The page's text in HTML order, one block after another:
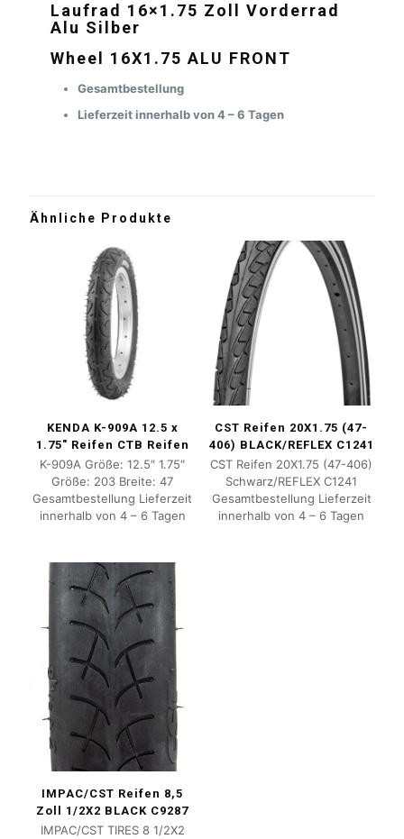
Laufrad 16×1.75 Zoll Vorderrad
Alu Silber
Wheel 16X1.75 ALU FRONT
Gesamtbestellung
Lieferzeit innerhalb von 4 – 6 Tagen
Ähnliche Produkte
KENDA K-909A 12.5 x
1.75″ Reifen CTB Reifen
K-909A Größe: 12.5″ 1.75″
Größe: 203 Breite: 47
Gesamtbestellung Lieferzeit
innerhalb von 4 – 6 Tagen
CST Reifen 20X1.75 (47-
406) BLACK/REFLEX C1241
CST Reifen 20X1.75 (47-406)
Schwarz/REFLEX C1241
Gesamtbestellung Lieferzeit
innerhalb von 4 – 6 Tagen
IMPAC/CST Reifen 8,5
Zoll 1/2X2 BLACK C9287
IMPAC/CST TIRES 8 1/2X2